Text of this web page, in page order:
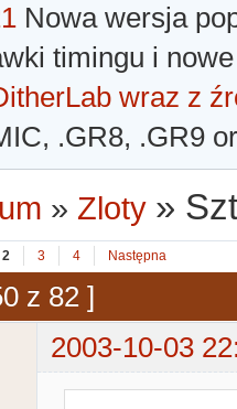
Nowa wersja
timingu i
wraz z
.GR8, .GR9
» Zloty »
2 3 4 Następna
z 82 ]
2003-10-03